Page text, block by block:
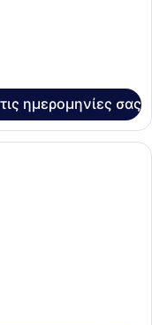
ημερομηνίες σας
δωμάτιο